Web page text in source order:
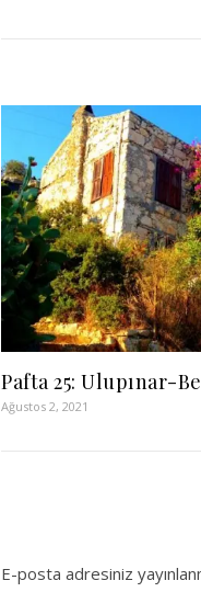
Pafta 25: Ulupınar-
Ağustos 2, 2021
E-posta adresiniz